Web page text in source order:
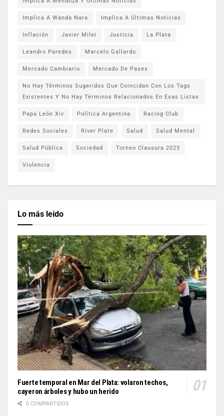
Implica A Wanda Nara Implica A Últimas Noticias
Inflación Javier Milei Justicia La Plata
Leandro Paredes Marcelo Gallardo
Mercado Cambiario Mercado De Pases
No Hay Términos Sugeridos Que Coincidan Con Los Tags
Existentes Y No Hay Términos Relacionados En Esas Listas
Papa León Xiv Política Argentina Racing Club
Redes Sociales River Plate Salud Salud Mental
Salud Pública Sociedad Torneo Clausura 2025
Violencia
Lo más leído
Fuerte temporal en Mar del Plata: volaron techos,
cayeron árboles y hubo un herido
0 COMPARTIDOS